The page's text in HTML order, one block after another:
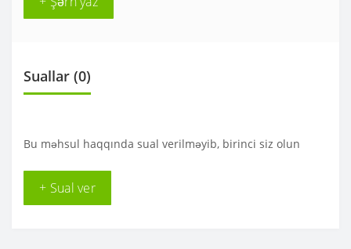
Suallar (0)
Bu məhsul haqqında sual verilməyib, birinci siz olun
+ Sual ver